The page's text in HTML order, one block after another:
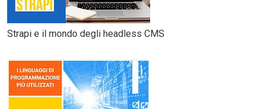
Strapi e il mondo degli headless CMS